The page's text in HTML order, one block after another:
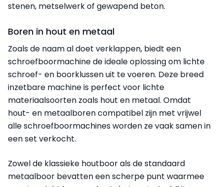
stenen, metselwerk of gewapend beton.
Boren in hout en metaal
Zoals de naam al doet verklappen, biedt een
schroefboormachine de ideale oplossing om lichte
schroef- en boorklussen uit te voeren. Deze breed
inzetbare machine is perfect voor lichte
materiaalsoorten zoals hout en metaal. Omdat
hout- en metaalboren compatibel zijn met vrijwel
alle schroefboormachines worden ze vaak samen in
een set verkocht.
Zowel de klassieke houtboor als de standaard
metaalboor bevatten een scherpe punt waarmee